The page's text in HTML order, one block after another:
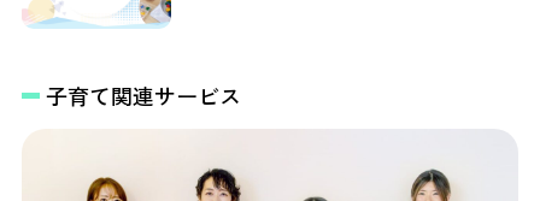
子育て関連サービス